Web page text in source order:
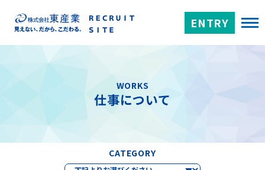
ENTRY
WORKS
仕事について
CATEGORY